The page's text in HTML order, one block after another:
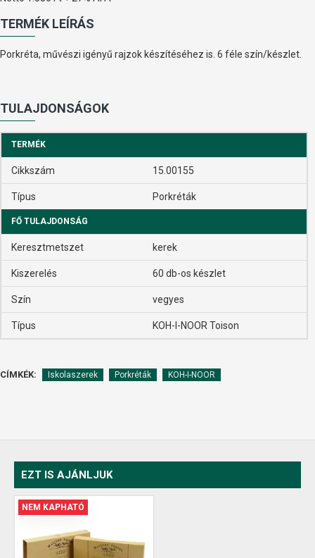
TERMÉK LEÍRÁS
Porkréta, művészi igényű rajzok készítéséhez is. 6 féle szín/készlet.
TULAJDONSÁGOK
TERMÉK
Cikkszám 15.00155
Típus Porkréták
FŐ TULAJDONSÁG
Keresztmetszet kerek
Kiszerelés 60 db-os készlet
Szín vegyes
Típus KOH-I-NOOR Toison
CÍMKÉK: Iskolaszerek Porkréták KOH-I-NOOR
EZT IS AJÁNLJUK
NEM KAPHATÓ